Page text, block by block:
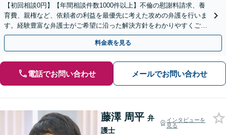
【初回相談0円】【年間相談件数1000件以上】不倫の慰謝料請求、養
育費、親権など、依頼者の利益を最優先に考えた攻めの弁護を行いま
す。経験豊富な弁護士がご希望に沿った解決方針をわかりやすくご提
案します。お気軽にお問合せ下さい。
料金表を見る
電話でお問い合わせ メールでお問い合わせ
藤澤 周平 弁
護士
インタビューを
見る